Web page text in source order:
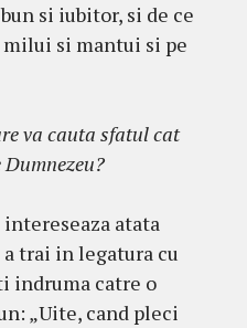
si iubitor, si de ce
milui si mantui si pe
va cauta sfatul cat
atata
trai in legatura cu
indruma catre o
„Uite, cand pleci